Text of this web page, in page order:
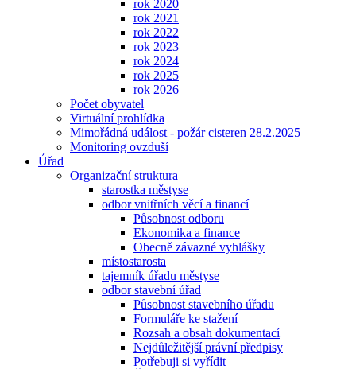
rok 2020
rok 2021
rok 2022
rok 2023
rok 2024
rok 2025
rok 2026
Počet obyvatel
Virtuální prohlídka
Mimořádná událost - požár cisteren 28.2.2025
Monitoring ovzduší
Úřad
Organizační struktura
starostka městyse
odbor vnitřních věcí a financí
Působnost odboru
Ekonomika a finance
Obecně závazné vyhlášky
místostarosta
tajemník úřadu městyse
odbor stavební úřad
Působnost stavebního úřadu
Formuláře ke stažení
Rozsah a obsah dokumentací
Nejdůležitější právní předpisy
Potřebuji si vyřídit